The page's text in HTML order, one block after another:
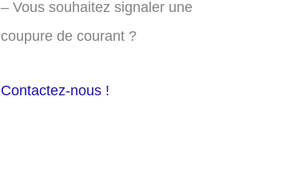
– Vous souhaitez signaler une
coupure de courant ?
Contactez-nous !